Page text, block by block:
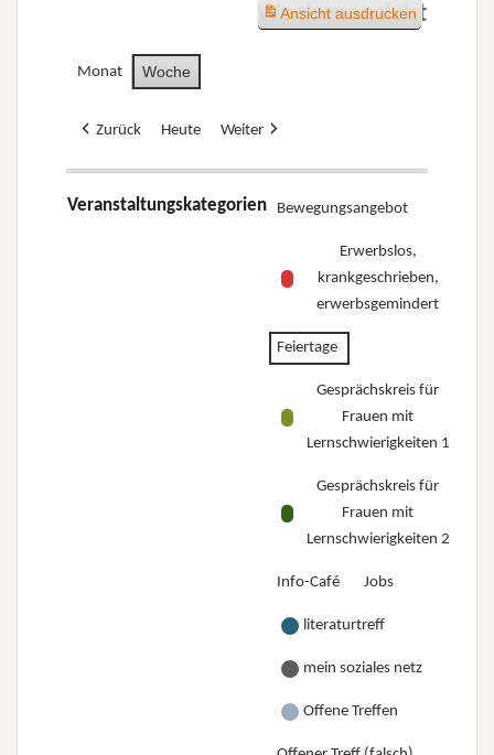
Wochenansicht
Monat Woche
Zurück Heute Weiter
Veranstaltungskategorien Bewegungsangebot
Erwerbslos,
krankgeschrieben,
erwerbsgemindert
Feiertage
Gesprächskreis für
Frauen mit
Lernschwierigkeiten 1
Gesprächskreis für
Frauen mit
Lernschwierigkeiten 2
Info-Café Jobs
literaturtreff
mein soziales netz
Offene Treffen
Ansichtausdrucken